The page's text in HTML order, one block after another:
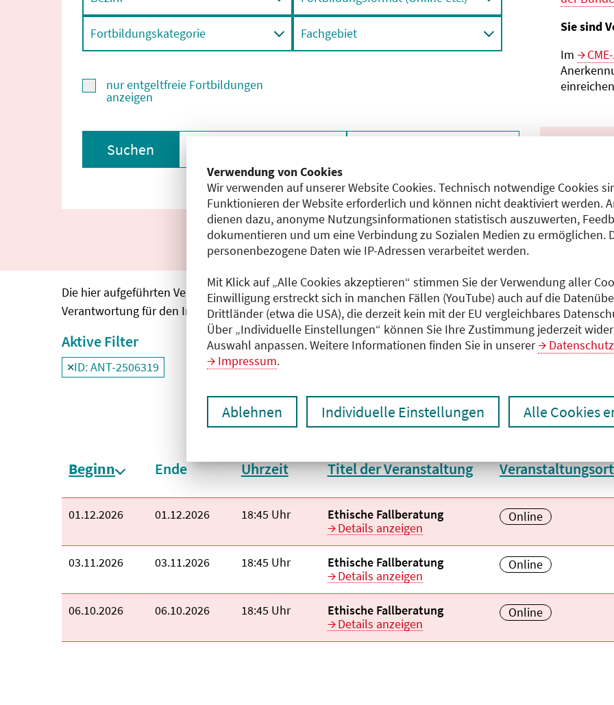
Verwendung von Cookies
Wir verwenden auf unserer Website Cookies. Technisch notwendige Cookies
Funktionieren der Website erforderlich und können nicht deaktiviert werden.
dienen dazu, anonyme Nutzungsinformationen statistisch auszuwerten,
dokumentieren und um eine Verbindung zu Sozialen Medien zu ermöglichen.
personenbezogene Daten wie IP-Adressen verarbeitet werden.
Mit Klick auf „Alle Cookies akzeptieren“ stimmen Sie der Verwendung aller
Einwilligung erstreckt sich in manchen Fällen (YouTube) auch auf die
Drittländer (etwa die USA), die derzeit kein mit der EU vergleichbares
Über „Individuelle Einstellungen“ können Sie Ihre Zustimmung jederzeit
Auswahl anpassen. Weitere Informationen finden Sie in unserer
Impressum.
Ablehnen Individuelle Einstellungen Alle Cookies
Fortbildungskategorie Fachgebiet
nur entgeltfreie Fortbildungen
anzeigen
Suchen
Sie sind
Im
Die hier aufgeführten Veranstaltungen entsprechen den unmittelbar vom Veranstalter getätigten
Verantwortung für den Inhalt, die Haftung obliegt dem Veranstalter.
Aktive Filter
Filter
ID: ANT-2506319
deaktivieren und Suchergebnisse neu laden
Beginn
absteigend sortiert
Ende Uhrzeit Titel der Veranstaltung Veranstaltungsort
aufsteigend
Beginn:
01.12.2026 Ende:
01.12.2026 Uhrzeit:
18:45 Uhr Veranstaltungstitel:
Ethische Fallberatung
Details anzeigen
Veranstaltungsort:
Online
Beginn:
03.11.2026 Ende:
03.11.2026 Uhrzeit:
18:45 Uhr Veranstaltungstitel:
Ethische Fallberatung
Details anzeigen
Veranstaltungsort:
Online
Beginn:
06.10.2026 Ende:
06.10.2026 Uhrzeit:
18:45 Uhr Veranstaltungstitel:
Ethische Fallberatung
Details anzeigen
Veranstaltungsort:
Online